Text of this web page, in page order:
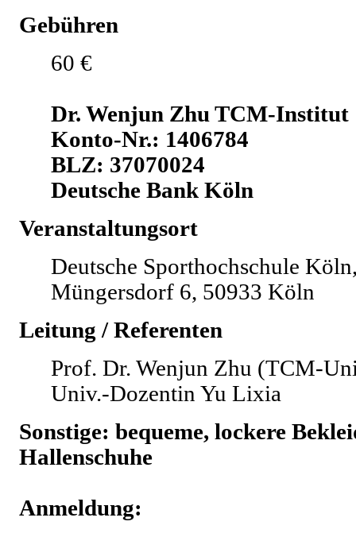
Gebühren
60 €
Dr. Wenjun Zhu TCM-Institut
Konto-Nr.: 1406784
BLZ: 37070024
Deutsche Bank Köln
Veranstaltungsort
Deutsche Sporthochschule
Müngersdorf 6, 50933 Köln
Leitung / Referenten
Prof. Dr. Wenjun Zhu (TCM-
Univ.-Dozentin Yu Lixia
Sonstige: bequeme, lockere
Hallenschuhe
Anmeldung: